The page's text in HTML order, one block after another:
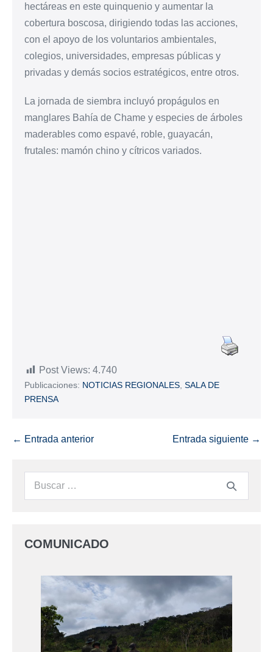
hectáreas en este quinquenio y aumentar la
cobertura boscosa, dirigiendo todas las acciones,
con el apoyo de los voluntarios ambientales,
colegios, universidades, empresas públicas y
privadas y demás socios estratégicos, entre otros.
La jornada de siembra incluyó propágulos en
manglares Bahía de Chame y especies de árboles
maderables como espavé, roble, guayacán,
frutales: mamón chino y cítricos variados.
Post Views: 4.740
Publicaciones: NOTICIAS REGIONALES SALA DE
PRENSA
← Entrada anterior Entrada siguiente →
COMUNICADO